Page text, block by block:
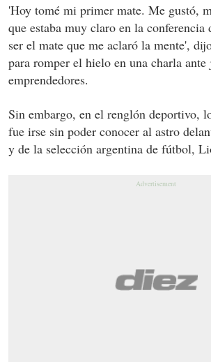
'Hoy tomé mi primer mate. Me gustó,
que estaba muy claro en la conferencia
ser el mate que me aclaró la mente',
para romper el hielo en una charla ante
emprendedores.
Sin embargo, en el renglón deportivo,
fue irse sin poder conocer al astro
y de la selección argentina de fútbol,